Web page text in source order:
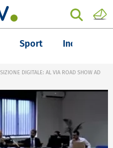
Sport Inchieste
DIGITALE: AL VIA ROAD SHOW AD